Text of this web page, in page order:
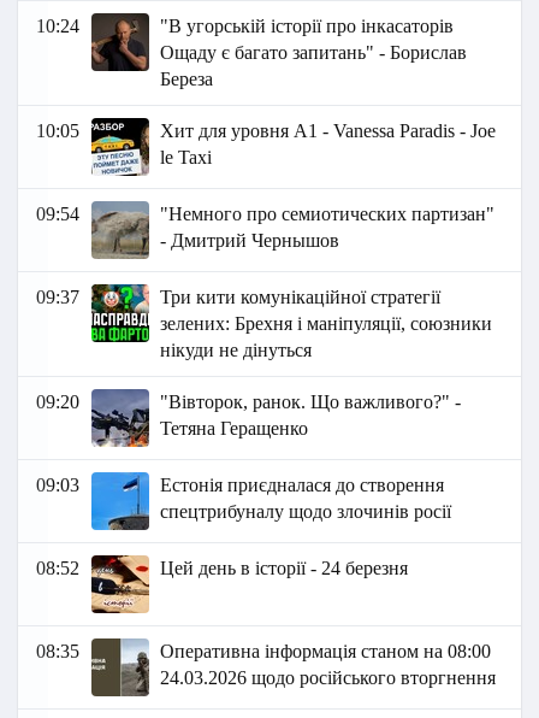
10:24
"В угорській історії про інкасаторів
Ощаду є багато запитань" - Борислав
Береза
10:05
Хит для уровня А1 - Vanessa Paradis - Joe
le Taxi
09:54
"Немного про семиотических партизан"
- Дмитрий Чернышов
09:37
Три кити комунікаційної стратегії
зелених: Брехня і маніпуляції, союзники
нікуди не дінуться
09:20
"Вівторок, ранок. Що важливого?" -
Тетяна Геращенко
09:03
Естонія приєдналася до створення
спецтрибуналу щодо злочинів росії
08:52 Цей день в історії - 24 березня
08:35
Оперативна інформація станом на 08:00
24.03.2026 щодо російського вторгнення